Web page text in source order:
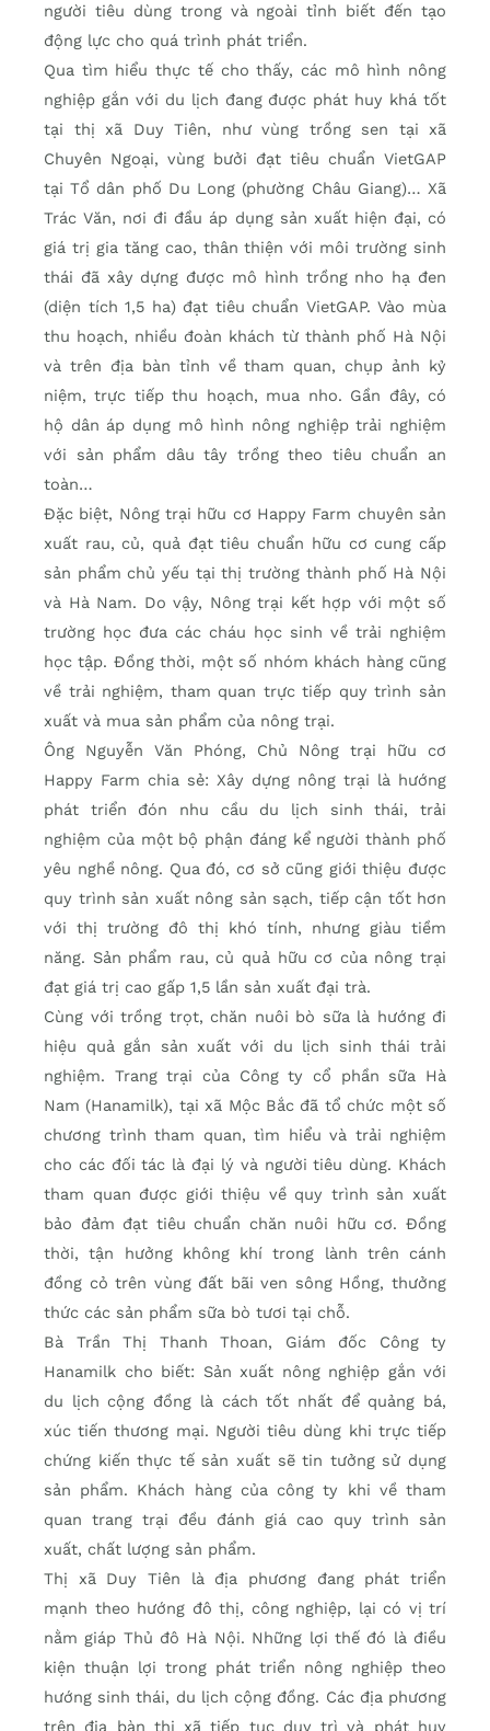
người tiêu dùng trong và ngoài tỉnh biết đến tạo
động lực cho quá trình phát triển.
Qua tìm hiểu thực tế cho thấy, các mô hình nông
nghiệp gắn với du lịch đang được phát huy khá tốt
tại thị xã Duy Tiên, như vùng trồng sen tại xã
Chuyên Ngoại, vùng bưởi đạt tiêu chuẩn VietGAP
tại Tổ dân phố Du Long (phường Châu Giang)… Xã
Trác Văn, nơi đi đầu áp dụng sản xuất hiện đại, có
giá trị gia tăng cao, thân thiện với môi trường sinh
thái đã xây dựng được mô hình trồng nho hạ đen
(diện tích 1,5 ha) đạt tiêu chuẩn VietGAP. Vào mùa
thu hoạch, nhiều đoàn khách từ thành phố Hà Nội
và trên địa bàn tỉnh về tham quan, chụp ảnh kỷ
niệm, trực tiếp thu hoạch, mua nho. Gần đây, có
hộ dân áp dụng mô hình nông nghiệp trải nghiệm
với sản phẩm dâu tây trồng theo tiêu chuẩn an
toàn…
Đặc biệt, Nông trại hữu cơ Happy Farm chuyên sản
xuất rau, củ, quả đạt tiêu chuẩn hữu cơ cung cấp
sản phẩm chủ yếu tại thị trường thành phố Hà Nội
và Hà Nam. Do vậy, Nông trại kết hợp với một số
trường học đưa các cháu học sinh về trải nghiệm
học tập. Đồng thời, một số nhóm khách hàng cũng
về trải nghiệm, tham quan trực tiếp quy trình sản
xuất và mua sản phẩm của nông trại.
Ông Nguyễn Văn Phóng, Chủ Nông trại hữu cơ
Happy Farm chia sẻ: Xây dựng nông trại là hướng
phát triển đón nhu cầu du lịch sinh thái, trải
nghiệm của một bộ phận đáng kể người thành phố
yêu nghề nông. Qua đó, cơ sở cũng giới thiệu được
quy trình sản xuất nông sản sạch, tiếp cận tốt hơn
với thị trường đô thị khó tính, nhưng giàu tiềm
năng. Sản phẩm rau, củ quả hữu cơ của nông trại
đạt giá trị cao gấp 1,5 lần sản xuất đại trà.
Cùng với trồng trọt, chăn nuôi bò sữa là hướng đi
hiệu quả gắn sản xuất với du lịch sinh thái trải
nghiệm. Trang trại của Công ty cổ phần sữa Hà
Nam (Hanamilk), tại xã Mộc Bắc đã tổ chức một số
chương trình tham quan, tìm hiểu và trải nghiệm
cho các đối tác là đại lý và người tiêu dùng. Khách
tham quan được giới thiệu về quy trình sản xuất
bảo đảm đạt tiêu chuẩn chăn nuôi hữu cơ. Đồng
thời, tận hưởng không khí trong lành trên cánh
đồng cỏ trên vùng đất bãi ven sông Hồng, thưởng
thức các sản phẩm sữa bò tươi tại chỗ.
Bà Trần Thị Thanh Thoan, Giám đốc Công ty
Hanamilk cho biết: Sản xuất nông nghiệp gắn với
du lịch cộng đồng là cách tốt nhất để quảng bá,
xúc tiến thương mại. Người tiêu dùng khi trực tiếp
chứng kiến thực tế sản xuất sẽ tin tưởng sử dụng
sản phẩm. Khách hàng của công ty khi về tham
quan trang trại đều đánh giá cao quy trình sản
xuất, chất lượng sản phẩm.
Thị xã Duy Tiên là địa phương đang phát triển
mạnh theo hướng đô thị, công nghiệp, lại có vị trí
nằm giáp Thủ đô Hà Nội. Những lợi thế đó là điều
kiện thuận lợi trong phát triển nông nghiệp theo
hướng sinh thái, du lịch cộng đồng. Các địa phương
trên địa bàn thị xã tiếp tục duy trì và phát huy